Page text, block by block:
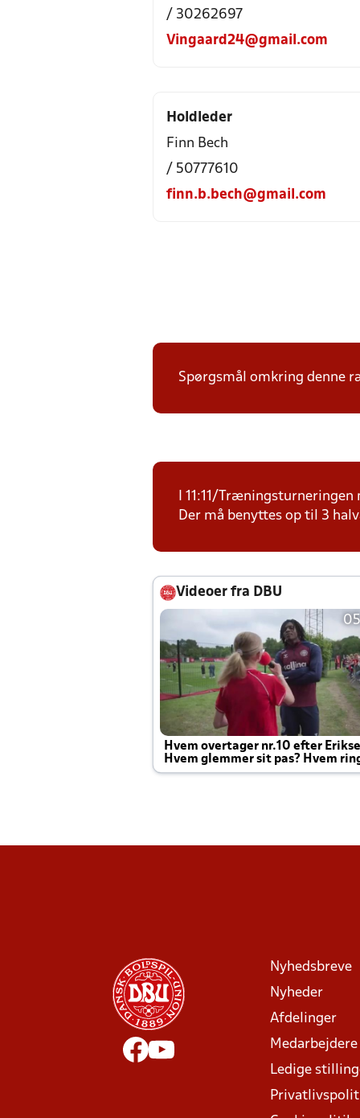
/ 30262697
Vingaard24@gmail.com
Holdleder
Finn Bech
/ 50777610
finn.b.bech@gmail.com
Spørgsmål omkring denne
I 11:11/
Der må benyttes op til 3
Videoer fra DBU
Hvem overtager nr.10 efter
Hvem glemmer sit pas? Hvem
Joachim altid til efter kampe?
Nyhedsbreve
Nyheder
Afdelinger
Medarbejdere
Ledige